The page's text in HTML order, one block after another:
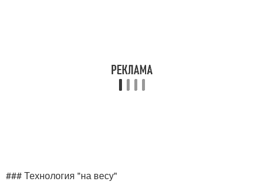
### Технология "на весу"